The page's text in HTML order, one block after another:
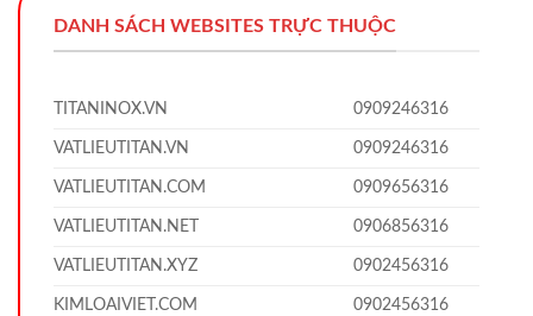
DANH SÁCH WEBSITES TRỰC THUỘC
TITANINOX.VN 0909246316
VATLIEUTITAN.VN 0909246316
VATLIEUTITAN.COM 0909656316
VATLIEUTITAN.NET 0906856316
VATLIEUTITAN.XYZ 0902456316
KIMLOAIVIET.COM 0902456316